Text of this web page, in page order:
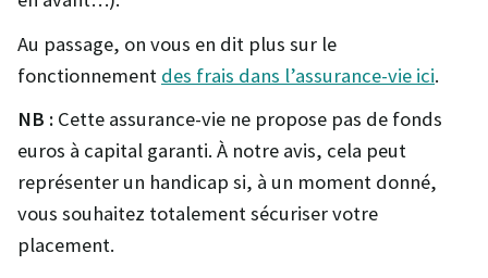
Au passage, on vous en dit plus sur le
fonctionnement des frais dans l’assurance-vie ici.
NB : Cette assurance-vie ne propose pas de fonds
euros à capital garanti. À notre avis, cela peut
représenter un handicap si, à un moment donné,
vous souhaitez totalement sécuriser votre
placement.